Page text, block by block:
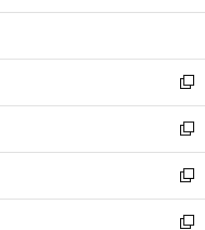
開
ウ
開
く
ン
ウ
で
開
く
ウ
ン
ド
ウ
で
開
く
新
し
い
ウ
ィ
ン
ド
新
し
い
ウ
ィ
新
し
い